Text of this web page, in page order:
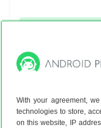
With your agreement,
technologies to store,
on this website, IP
Samsung Galaxy
256 GB